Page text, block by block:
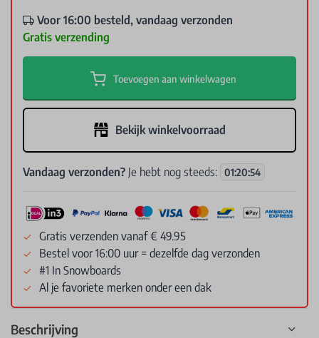
Voor 16:00 besteld, vandaag verzonden
Gratis verzending
Toevoegen aan winkelwagen
Bekijk winkelvoorraad
Vandaag verzonden? Je hebt nog steeds: 01:20:54
Gratis verzenden vanaf € 49.95
Bestel voor 16:00 uur = dezelfde dag verzonden
#1 In Snowboards
Al je favoriete merken onder een dak
Beschrijving